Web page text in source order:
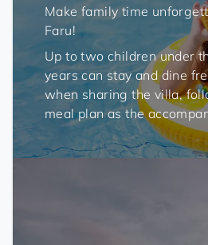
Make family time
Faru!
Up to two children under
years can stay and dine
when sharing the villa,
meal plan as the